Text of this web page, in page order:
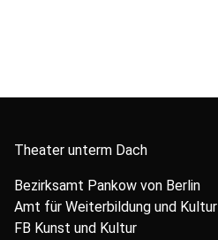
Theater unterm Dach
Bezirksamt Pankow von Berlin
Amt für Weiterbildung und Kultur
FB Kunst und Kultur